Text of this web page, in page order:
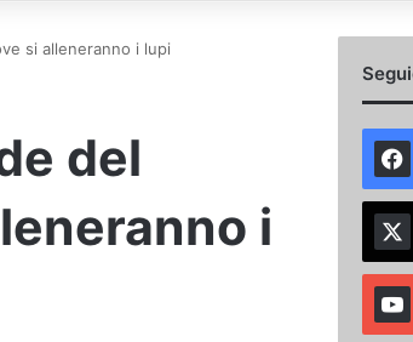
si alleneranno i lupi
del
i